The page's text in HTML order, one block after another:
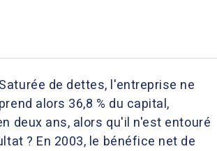
de dettes, l'entreprise ne
alors 36,8 % du capital,
deux ans, alors qu'il n'est entouré
? En 2003, le bénéfice net de